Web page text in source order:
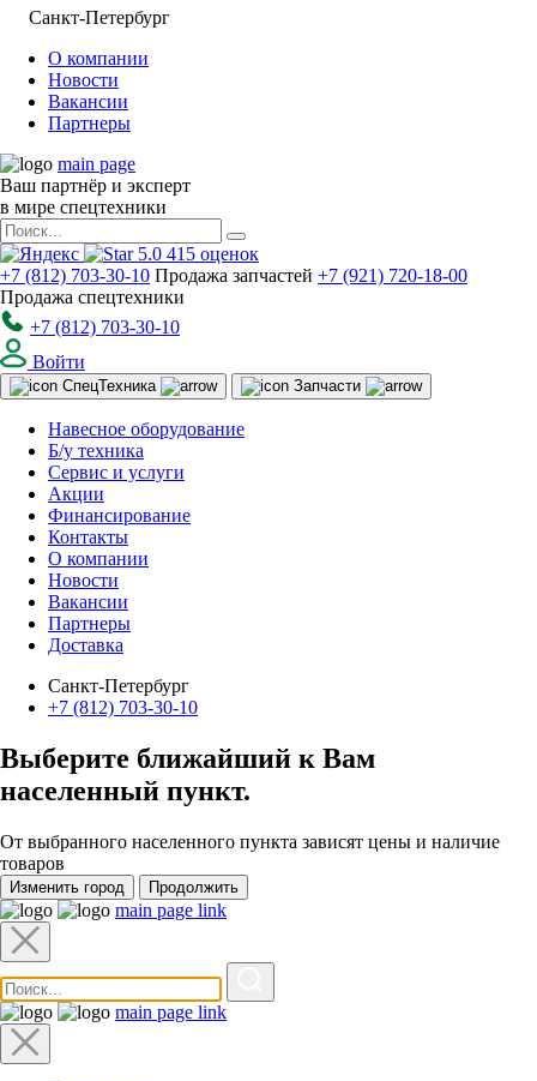
Санкт-Петербург
О компании
Новости
Вакансии
Партнеры
main page
Ваш партнёр и эксперт
в мире спецтехники
5.0 415 оценок
+7 (812) 703-30-10 Продажа запчастей +7 (921) 720-18-00
Продажа спецтехники
+7 (812) 703-30-10
Войти
СпецТехника Запчасти
Навесное оборудование
Б/у техника
Сервис и услуги
Акции
Финансирование
Контакты
О компании
Новости
Вакансии
Партнеры
Доставка
Санкт-Петербург
+7 (812) 703-30-10
Выберите ближайший к Вам
населенный пункт.
От выбранного населенного пункта зависят цены и наличие
товаров
Изменить город Продолжить
main page link
main page link